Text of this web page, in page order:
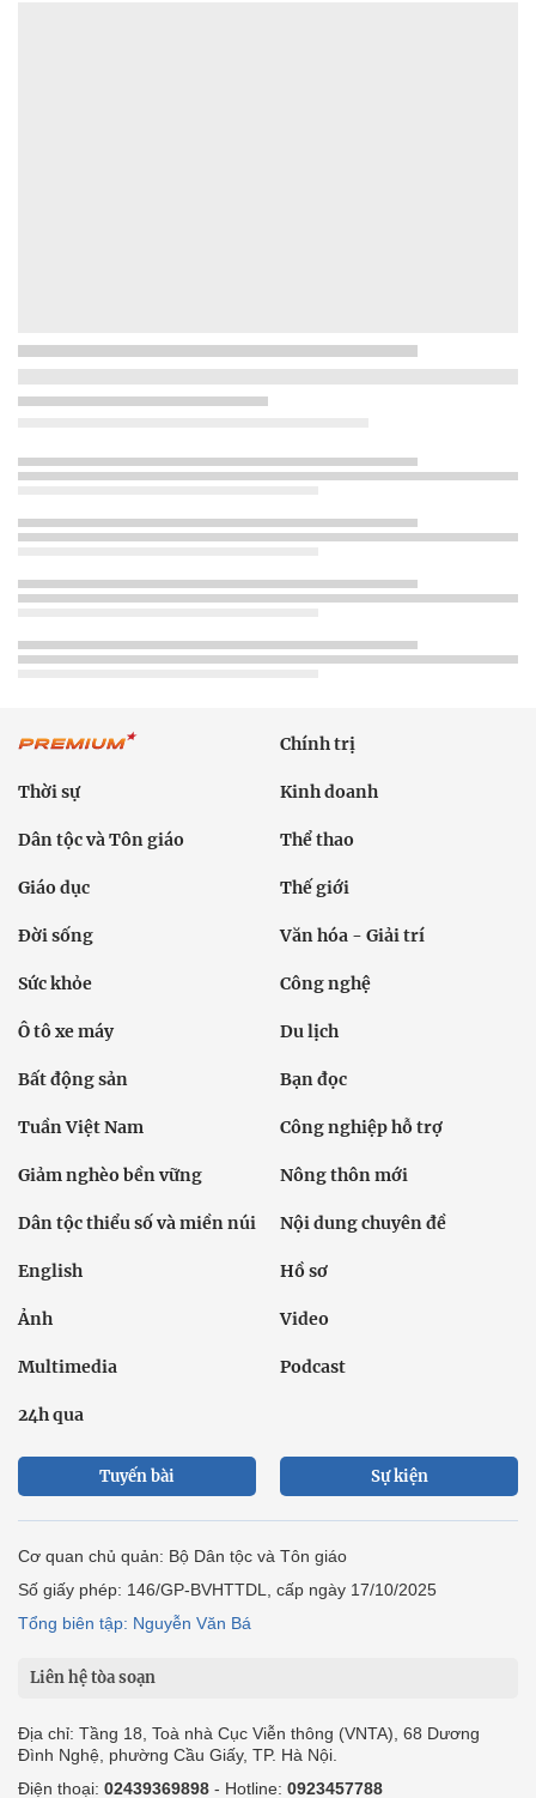
Chính trị
Thời sự Kinh doanh
Dân tộc và Tôn giáo Thể thao
Giáo dục Thế giới
Đời sống Văn hóa - Giải trí
Sức khỏe Công nghệ
Ô tô xe máy Du lịch
Bất động sản Bạn đọc
Tuần Việt Nam Công nghiệp hỗ trợ
Giảm nghèo bền vững Nông thôn mới
Dân tộc thiểu số và miền núi Nội dung chuyên đề
English Hồ sơ
Ảnh Video
Multimedia Podcast
24h qua
Tuyến bài Sự kiện
Cơ quan chủ quản: Bộ Dân tộc và Tôn giáo
Số giấy phép: 146/GP-BVHTTDL, cấp ngày 17/10/2025
Tổng biên tập: Nguyễn Văn Bá
Liên hệ tòa soạn
Địa chỉ: Tầng 18, Toà nhà Cục Viễn thông (VNTA), 68 Dương
Đình Nghệ, phường Cầu Giấy, TP. Hà Nội.
Điện thoại: 02439369898 - Hotline: 0923457788